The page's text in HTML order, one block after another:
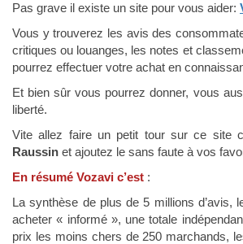
Pas grave il existe un site pour vous aider:
Vous y trouverez les avis des
critiques ou louanges, les notes et
pourrez effectuer votre achat en
Et bien sûr vous pourrez donner, vous
liberté.
Vite allez faire un petit tour sur ce site
Raussin et ajoutez le sans faute à vos
En résumé Vozavi c’est :
La synthèse de plus de 5 millions d’avis,
acheter « informé », une totale
prix les moins chers de 250 marchands,